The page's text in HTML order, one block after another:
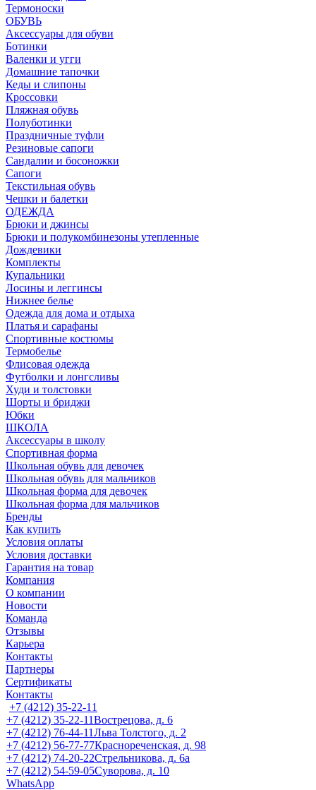
Термоноски
ОБУВЬ
Аксессуары для обуви
Ботинки
Валенки и угги
Домашние тапочки
Кеды и слипоны
Кроссовки
Пляжная обувь
Полуботинки
Праздничные туфли
Резиновые сапоги
Сандалии и босоножки
Сапоги
Текстильная обувь
Чешки и балетки
ОДЕЖДА
Брюки и джинсы
Брюки и полукомбинезоны утепленные
Дождевики
Комплекты
Купальники
Лосины и леггинсы
Нижнее белье
Одежда для дома и отдыха
Платья и сарафаны
Спортивные костюмы
Термобелье
Флисовая одежда
Футболки и лонгсливы
Худи и толстовки
Шорты и бриджи
Юбки
ШКОЛА
Аксессуары в школу
Спортивная форма
Школьная обувь для девочек
Школьная обувь для мальчиков
Школьная форма для девочек
Школьная форма для мальчиков
Бренды
Как купить
Условия оплаты
Условия доставки
Гарантия на товар
Компания
О компании
Новости
Команда
Отзывы
Карьера
Контакты
Партнеры
Сертификаты
Контакты
+7 (4212) 35-22-11
+7 (4212) 35-22-11Вострецова, д. 6
+7 (4212) 76-44-11Льва Толстого, д. 2
+7 (4212) 56-77-77Краснореченская, д. 98
+7 (4212) 74-20-22Стрельникова, д. 6а
+7 (4212) 54-59-05Суворова, д. 10
WhatsApp